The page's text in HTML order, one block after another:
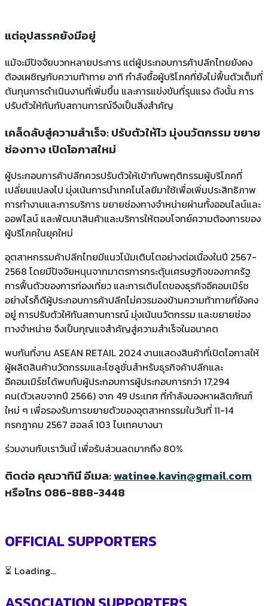
แต่อุปสรรคยังมีอยู่
แม้จะมีปัจจัยบวกหลายประการ แต่ผู้ประกอบการค้าปลีกไทยยังคง
ต้องเผชิญกับความท้าทาย อาทิ กำลังซื้อผู้บริโภคที่ยังไม่ฟื้นตัวเต็มที่
ต้นทุนการดำเนินงานที่เพิ่มขึ้น และการแข่งขันที่รุนแรง ดังนั้น การ
ปรับตัวให้ทันกับสถานการณ์จึงเป็นสิ่งสำคัญ
เคล็ดลับสู่ความสำเร็จ: ปรับตัวให้ไว มุ่งนวัตกรรม ขยาย
ช่องทาง เปิดโอกาสใหม่
ผู้ประกอบการค้าปลีกควรปรับตัวให้เข้ากับพฤติกรรมผู้บริโภคที่
เปลี่ยนแปลงไป มุ่งเน้นการนำเทคโนโลยีมาใช้เพื่อเพิ่มประสิทธิภาพ
การทำงานและการบริการ ขยายช่องทางจำหน่ายผ่านทั้งออนไลน์และ
ออฟไลน์ และพัฒนาสินค้าและบริการให้ตอบโจทย์ความต้องการของ
ผู้บริโภคในยุคใหม่
อุตสาหกรรมค้าปลีกไทยมีแนวโน้มเติบโตอย่างต่อเนื่องในปี 2567-
2568 โดยมีปัจจัยหนุนจากมาตรการกระตุ้นเศรษฐกิจของภาครัฐ
การฟื้นตัวของการท่องเที่ยว และการเติบโตของธุรกิจอีคอมเมิร์ซ
อย่างไรก็ดีผู้ประกอบการค้าปลีกไม่ควรมองข้ามความท้าทายที่ยังคง
อยู่ การปรับตัวให้ทันสถานการณ์ มุ่งเน้นนวัตกรรม และขยายช่อง
ทางจำหน่าย จึงเป็นกุญแจสำคัญสู่ความสำเร็จในอนาคต
พบกันที่งาน ASEAN RETAIL 2024 งานแสดงสินค้าที่เปิดโอกาสให้
ผู้ผลิตสินค้านวัตกรรมและโซลูชั่นสำหรับธุรกิจค้าปลีกและ
อีคอมเมิร์ซได้พบกับผู้ประกอบการผู้ประกอบการกว่า 17,294
คน(ตัวเลขจากปี 2566) จาก 49 ประเทศ ที่กำลังมองหาผลิตภัณฑ์
ใหม่ ๆ เพื่อรองรับการขยายตัวของอุตสาหกรรมในวันที่ 11-14
กรกฎาคม 2567 ฮอลล์ 103 ไบเทคบางนา
ร่วมงานกับเราวันนี้ เพื่อรับส่วนลดมากถึง 80%
ติดต่อ คุณวาทินี อีเมล:watinee.kavin@gmail.com
หรือโทร 086-888-3448
OFFICIAL SUPPORTERS
⏳ Loading...